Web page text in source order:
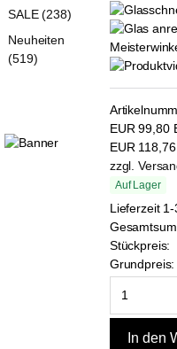
EUR99,80
EUR 118,76
zzgl.
Auf Lager
Lieferzeit
Stückpreis:
Grundpreis:
SALE (238)
Neuheiten
(519)